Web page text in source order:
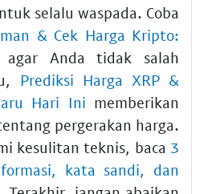
selalu waspada. Coba
& Cek Harga Kripto:
agar Anda tidak salah
Prediksi Harga XRP &
Hari Ini memberikan
pergerakan harga.
kesulitan teknis, baca 3
kata sandi, dan